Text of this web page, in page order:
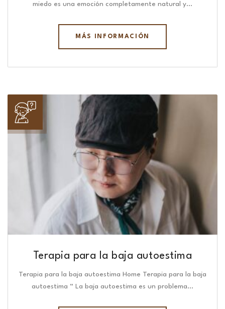
miedo es una emoción completamente natural y…
MÁS INFORMACIÓN
Terapia para la baja autoestima
Terapia para la baja autoestima Home Terapia para la baja
autoestima “ La baja autoestima es un problema…